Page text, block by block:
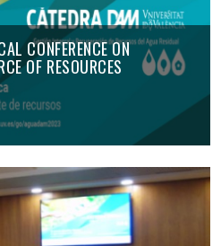
CONFERENCE ON
OF RESOURCES